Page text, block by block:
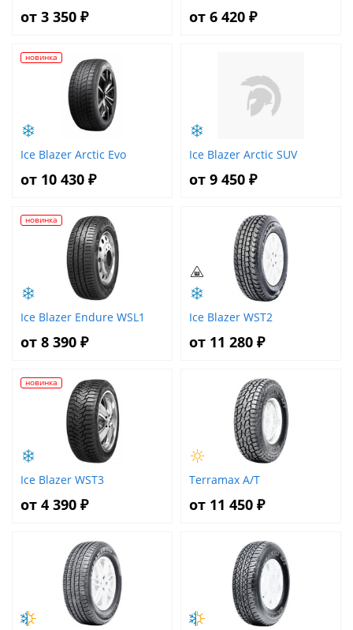
от 3 350 ₽ от 6 420 ₽
новинка
Ice Blazer Arctic Evo
от 10 430 ₽
Ice Blazer Arctic SUV
от 9 450 ₽
новинка
Ice Blazer Endure WSL1
от 8 390 ₽
Ice Blazer WST2
от 11 280 ₽
новинка
Ice Blazer WST3
от 4 390 ₽
Terramax A/T
от 11 450 ₽